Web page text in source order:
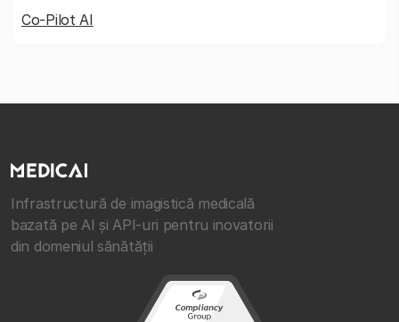
Co-Pilot AI
Infrastructură de imagistică medicală
bazată pe AI și API-uri pentru inovatorii
din domeniul sănătății